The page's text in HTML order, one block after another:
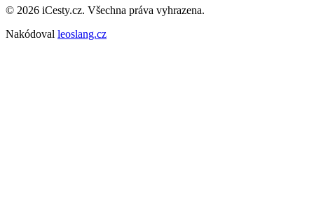
© 2026 iCesty.cz. Všechna práva vyhrazena.
Nakódoval leoslang.cz